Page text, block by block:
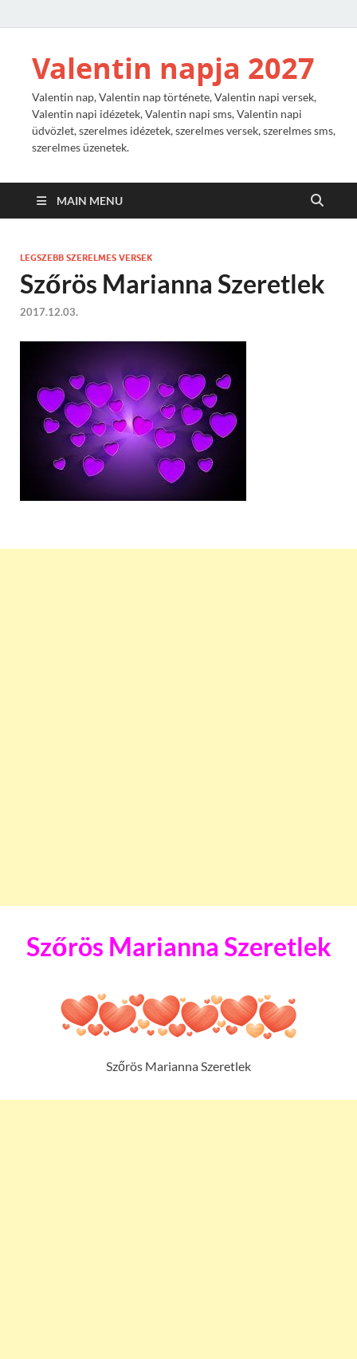
Valentin napja 2027
Valentin nap, Valentin nap története, Valentin napi versek,
Valentin napi idézetek, Valentin napi sms, Valentin napi
üdvözlet, szerelmes idézetek, szerelmes versek, szerelmes sms,
szerelmes üzenetek.
MAIN MENU
LEGSZEBB SZERELMES VERSEK
Szőrös Marianna Szeretlek
2017.12.03.
Szőrös Marianna Szeretlek
Szőrös Marianna Szeretlek